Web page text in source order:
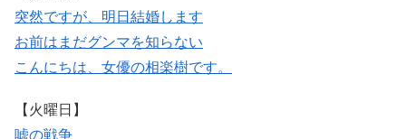
突然ですが、明日結婚します
お前はまだグンマを知らない
こんにちは、女優の相楽樹です。
【火曜日】
嘘の戦争